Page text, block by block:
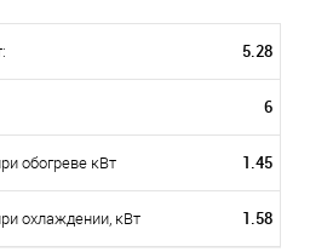
5.28
6
обогреве кВт 1.45
охлаждении, кВт 1.58